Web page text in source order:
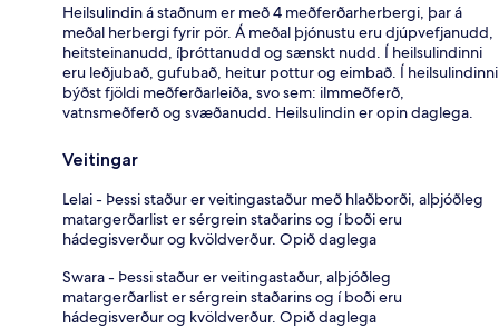
Heilsulindin á staðnum er með 4 meðferðarherbergi, þar á
meðal herbergi fyrir pör. Á meðal þjónustu eru djúpvefjanudd,
heitsteinanudd, íþróttanudd og sænskt nudd. Í heilsulindinni
eru leðjubað, gufubað, heitur pottur og eimbað. Í heilsulindinni
býðst fjöldi meðferðarleiða, svo sem: ilmmeðferð,
vatnsmeðferð og svæðanudd. Heilsulindin er opin daglega.
Veitingar
Lelai - Þessi staður er veitingastaður með hlaðborði, alþjóðleg
matargerðarlist er sérgrein staðarins og í boði eru
hádegisverður og kvöldverður. Opið daglega
Swara - Þessi staður er veitingastaður, alþjóðleg
matargerðarlist er sérgrein staðarins og í boði eru
hádegisverður og kvöldverður. Opið daglega